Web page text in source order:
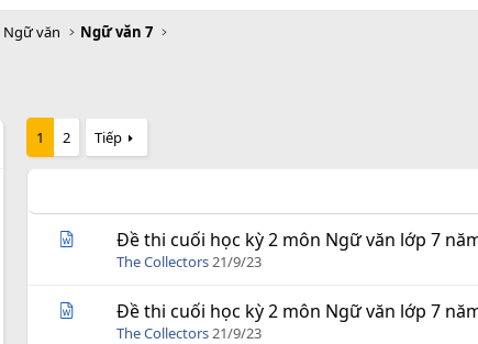
Ngữ văn Ngữ văn 7
1 2 Tiếp
Đề thi cuối học kỳ 2 môn Ngữ văn lớp 7
The Collectors21/9/23
Đề thi cuối học kỳ 2 môn Ngữ văn lớp 7
The Collectors21/9/23